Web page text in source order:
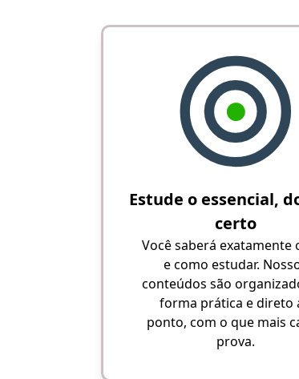
Estude o essencial,
certo
Você saberá exatamente
e como estudar.
conteúdos são
forma prática e direto
ponto, com o que mais
prova.